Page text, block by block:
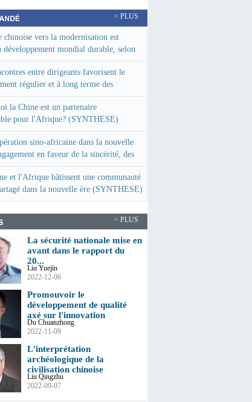
> PLUS
chinoise vers la modernisation est
développement mondial durable, selon
entre dirigeants favorisent le
régulier et à long terme des
la Chine est un partenaire
pour l'Afrique? (SYNTHESE)
sino-africaine dans la nouvelle
en faveur de la sincérité, des
et l'Afrique bâtissent une communauté
dans la nouvelle ère (SYNTHESE)
> PLUS
La sécurité nationale mise en
avant dans le rapport du
20...
Liu Yuejin
2022-12-06
Promouvoir le
développement de qualité
axé sur l'innovation
Du Chuanzhong
2022-11-09
L'interprétation
archéologique de la
civilisation chinoise
Liu Qingzhu
2022-09-07